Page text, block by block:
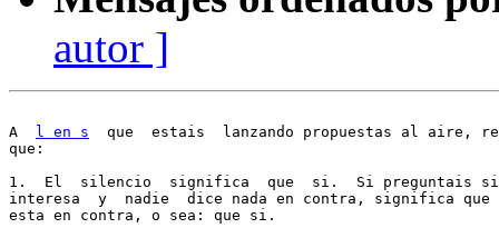
autor ]
A l en s
que  estais  lanzando propuestas al aire,
que:
1.  El  silencio  significa  que  si.  Si preguntais si
interesa  y  nadie  dice nada en contra, significa que
esta en contra, o sea: que si.